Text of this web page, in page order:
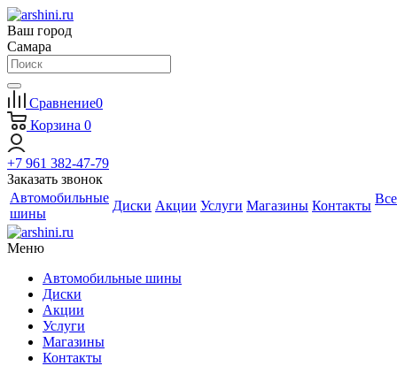
Ваш город
Самара
Сравнение0
Корзина 0
+7 961 382-47-79
Заказать звонок
Автомобильные
шины
Диски Акции Услуги Магазины Контакты Все
Меню
Автомобильные шины
Диски
Акции
Услуги
Магазины
Контакты